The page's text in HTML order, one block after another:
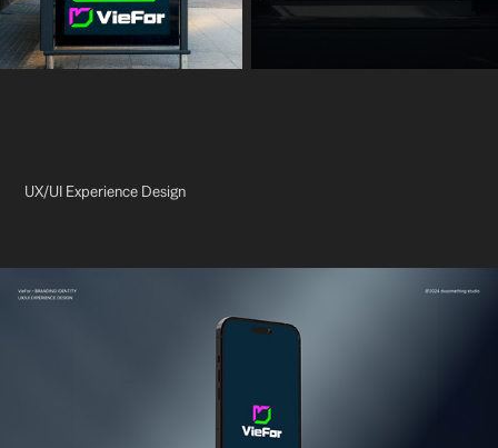
UX/UI Experience Design